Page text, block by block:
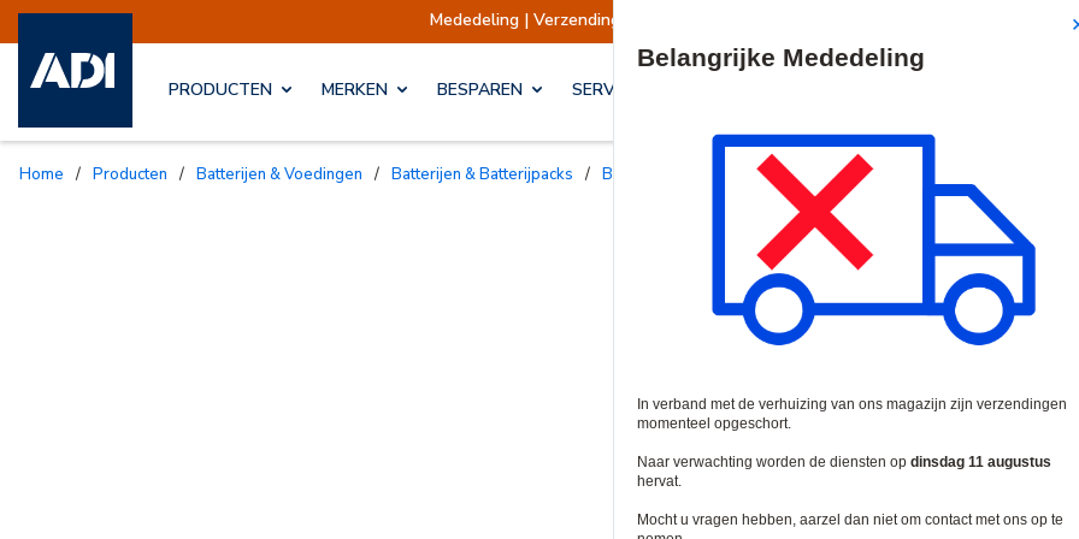
Mededeling | Verzendingen opgeschort Verzendingen worden op dinsdag 11
PRODUCTEN MERKEN BESPAREN SERVICES & OPLOSSINGEN
Home / Producten / Batterijen & Voedingen / Batterijen & Batterijpacks /